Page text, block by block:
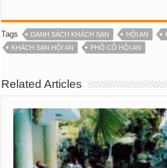
Tags DANH SÁCH KHÁCH SẠN HỘI AN
KHÁCH SẠN HỘI AN
PHỐ CỔ HỘI AN
Related Articles